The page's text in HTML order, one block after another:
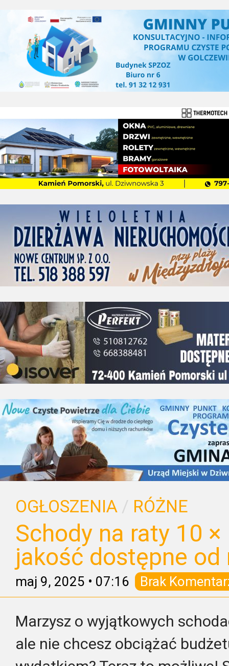
OGŁOSZENIA / RÓŻNE
Schody na raty 10
jakość dostępne od
maj 9, 2025 • 07:16 Brak
Marzysz o wyjątkowych
ale nie chcesz obciążać